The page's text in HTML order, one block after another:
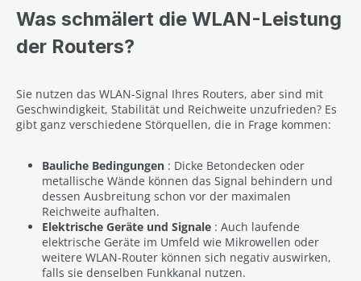
Was schmälert die WLAN-Leistung
der Routers?
Sie nutzen das WLAN-Signal Ihres Routers, aber sind mit
Geschwindigkeit, Stabilität und Reichweite unzufrieden? Es
gibt ganz verschiedene Störquellen, die in Frage kommen:
Bauliche Bedingungen : Dicke Betondecken oder
metallische Wände können das Signal behindern und
dessen Ausbreitung schon vor der maximalen
Reichweite aufhalten.
Elektrische Geräte und Signale : Auch laufende
elektrische Geräte im Umfeld wie Mikrowellen oder
weitere WLAN-Router können sich negativ auswirken,
falls sie denselben Funkkanal nutzen.